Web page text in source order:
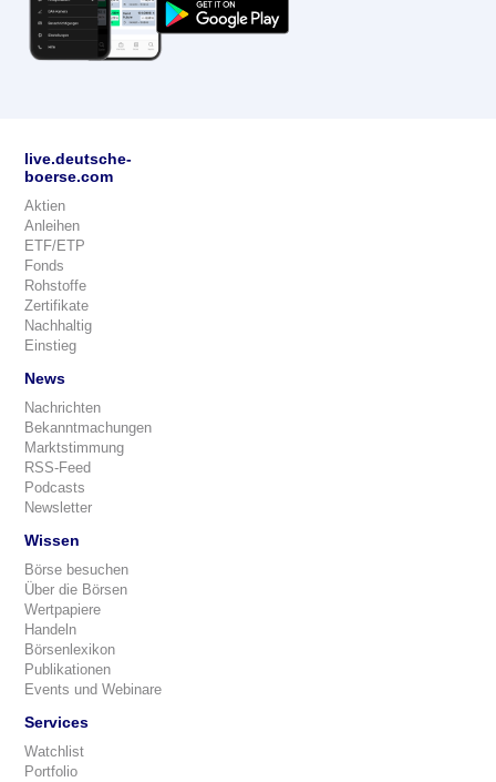
live.deutsche-
boerse.com
Aktien
Anleihen
ETF/ETP
Fonds
Rohstoffe
Zertifikate
Nachhaltig
Einstieg
News
Nachrichten
Bekanntmachungen
Marktstimmung
RSS-Feed
Podcasts
Newsletter
Wissen
Börse besuchen
Über die Börsen
Wertpapiere
Handeln
Börsenlexikon
Publikationen
Events und Webinare
Services
Watchlist
Portfolio